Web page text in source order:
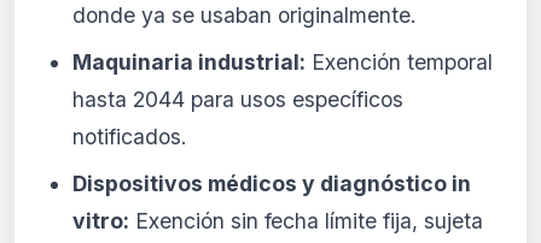
donde ya se usaban originalmente.
Maquinaria industrial: Exención temporal
hasta 2044 para usos específicos
notificados.
Dispositivos médicos y diagnóstico in
vitro: Exención sin fecha límite fija, sujeta